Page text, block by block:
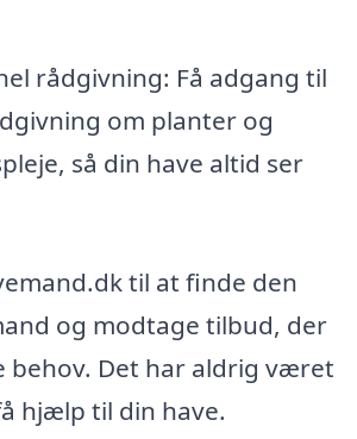
rådgivning: Få adgang til
om planter og
så din have altid ser
til at finde den
og modtage tilbud, der
behov. Det har aldrig været
hjælp til din have.